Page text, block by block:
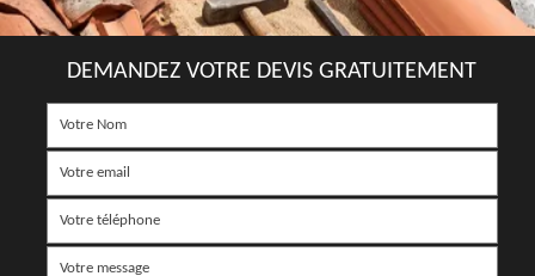
DEMANDEZ VOTRE DEVIS GRATUITEMENT